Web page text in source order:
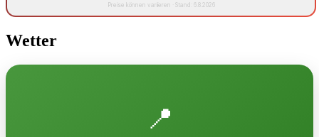
Preise können variieren · Stand: 6.8.2026
Wetter
📍